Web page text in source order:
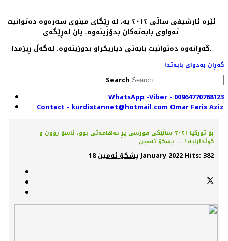
ئێرە ئارشیفی ساڵی ٢٠١٢ یە، لە ڕێگای مینوی سەرەوە دەتوانیت
تەواوی بابەتەکان بدۆزیتەوە. یان لەڕێگەی
گەڕانەوە دەتوانیت بابەتی دیاریکراو بدوزیتەوە. لەگەڵ ڕیزمدا.
گەڕان بەدوای بابەتدا
Search
WhatsApp -Viber - 00964770768123
Contact - kurdistannet@hotmail.com Omar Faris Aziz
بۆ تورکیا ٢٠٢١ ساڵێکی قورسی پڕ نەهامەتی بوو، ئاسۆ روون و
گوڵدارنیە ! .... پشکۆ ئەمین
پشکۆ ئەمین18 January 2022 Hits: 382